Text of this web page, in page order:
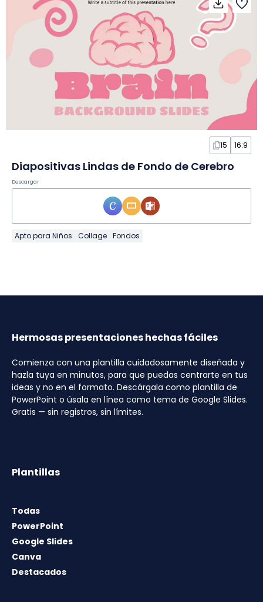
15 16:9
Diapositivas Lindas de Fondo de Cerebro
Descargar
Apto para Niños Collage Fondos
Hermosas presentaciones hechas fáciles
Comienza con una plantilla cuidadosamente diseñada y
hazla tuya en minutos, para que puedas centrarte en tus
ideas y no en el formato. Descárgala como plantilla de
PowerPoint o úsala en línea como tema de Google Slides.
Gratis — sin registros, sin límites.
Plantillas
Todas
PowerPoint
Google Slides
Canva
Destacados